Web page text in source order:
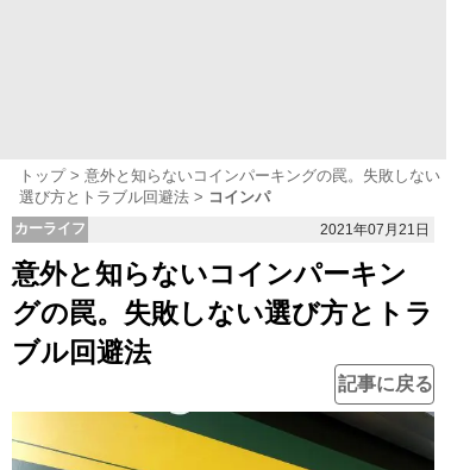
トップ
意外と知らないコインパーキングの罠。失敗しない
選び方とトラブル回避法
コインパ
カーライフ 2021年07月21日
意外と知らないコインパーキン
グの罠。失敗しない選び方とトラ
ブル回避法
記事に戻る